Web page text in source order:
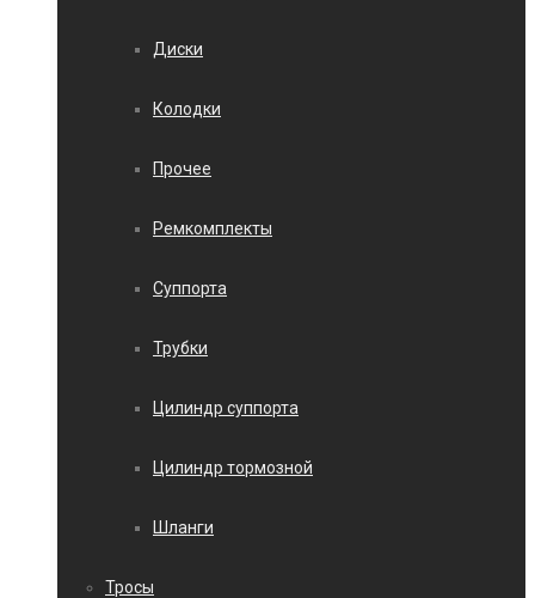
Диски
Колодки
Прочее
Ремкомплекты
Суппорта
Трубки
Цилиндр суппорта
Цилиндр тормозной
Шланги
Тросы